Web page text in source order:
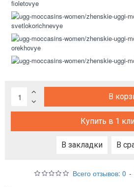
Всего отзывов: 0 -
В
Купить в 1
В закладки В